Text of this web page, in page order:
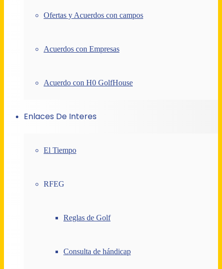
Ofertas y Acuerdos con campos
Acuerdos con Empresas
Acuerdo con H0 GolfHouse
Enlaces De Interes
El Tiempo
RFEG
Reglas de Golf
Consulta de hándicap